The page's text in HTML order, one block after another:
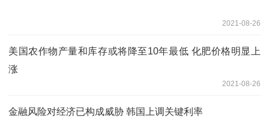
2021-08-26
美国农作物产量和库存或将降至10年最低 化肥价格明显上
涨
2021-08-26
金融风险对经济已构成威胁 韩国上调关键利率